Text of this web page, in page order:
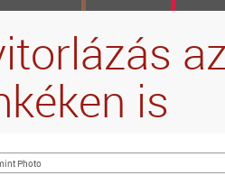
is
Photo